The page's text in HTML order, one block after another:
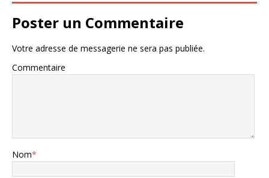
Poster un Commentaire
Votre adresse de messagerie ne sera pas publiée.
Commentaire
Nom*